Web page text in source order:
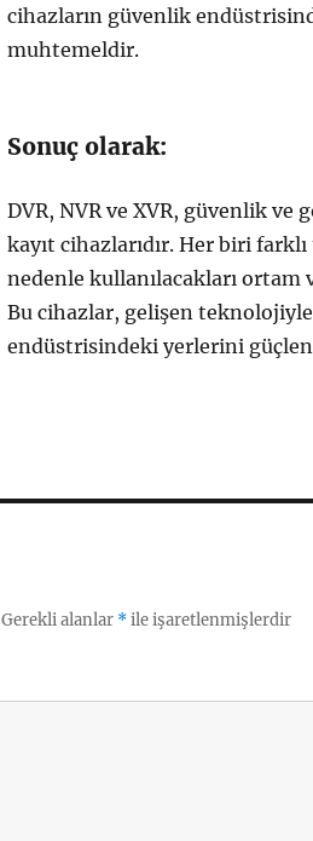
cihazların güvenlik
muhtemeldir.
Sonuç olarak:
DVR, NVR ve XVR, güvenlik
kayıt cihazlarıdır. Her biri
nedenle kullanılacakları
Bu cihazlar, gelişen
endüstrisindeki yerlerini
Gerekli alanlar *ile işaretlenmişlerdir